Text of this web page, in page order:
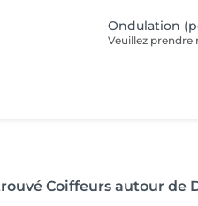
Ondulation
Coiffeurs autour de